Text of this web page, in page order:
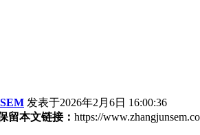
发表于2026年2月6日 16:00:36
留本文链接： https://